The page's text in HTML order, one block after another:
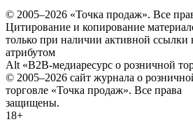
© 2005–2026 «Точка продаж». Все
Цитирование и копирование
только при наличии активной ссылки
атрибутом
Alt «B2B-медиаресурс о розничной
© 2005–2026 сайт журнала о
торговле «Точка продаж». Все права
защищены.
18+